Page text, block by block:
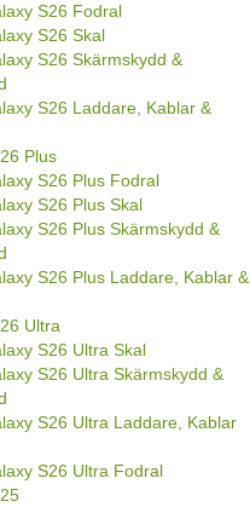
S26 Fodral
S26 Skal
S26 Skärmskydd &
S26 Laddare, Kablar &
Plus
S26 Plus Fodral
S26 Plus Skal
S26 Plus Skärmskydd &
S26 Plus Laddare, Kablar &
Ultra
S26 Ultra Skal
S26 Ultra Skärmskydd &
S26 Ultra Laddare, Kablar
S26 Ultra Fodral